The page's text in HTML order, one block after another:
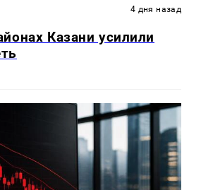
4 дня назад
Казани усилили